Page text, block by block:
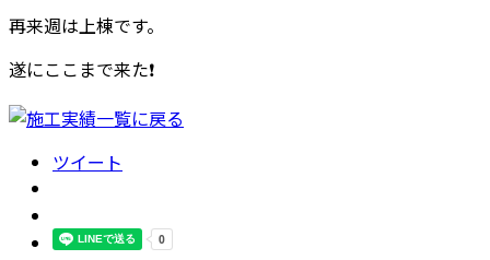
再来週は上棟です。
遂にここまで来た❗️
ツイート